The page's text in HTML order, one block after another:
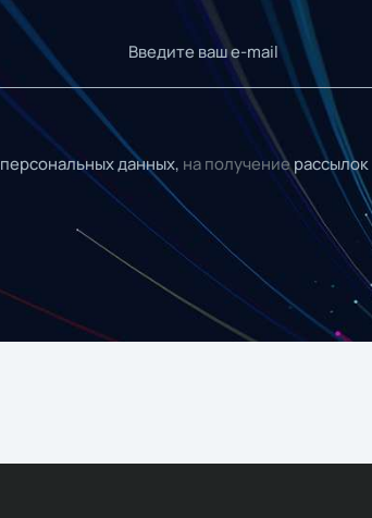
персональных данных, на получениерассылок